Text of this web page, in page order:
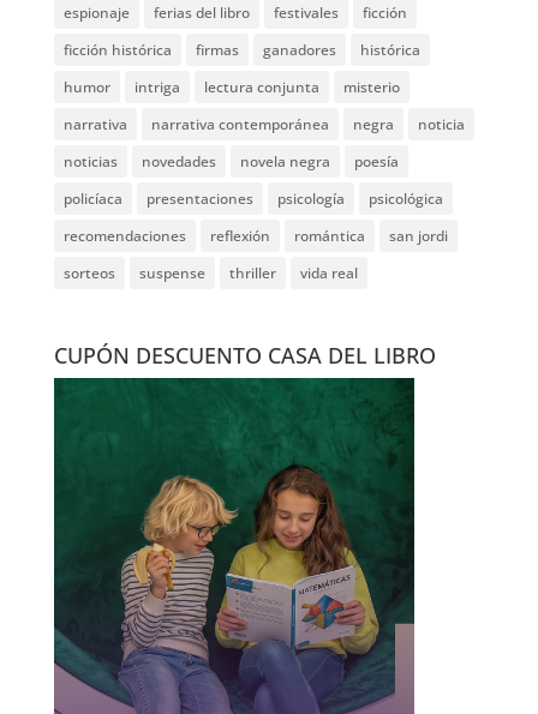
espionaje
ferias del libro festivales
ficción
ficción histórica
firmas ganadores
histórica
humor
intriga lectura conjunta
misterio
narrativa
narrativa contemporánea negra
noticia
noticias
novedades novela negra
poesía
policíaca
presentaciones psicología
psicológica
recomendaciones
reflexión romántica
san jordi
sorteos
suspense thriller vida real
CUPÓN DESCUENTO CASA DEL LIBRO